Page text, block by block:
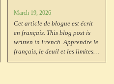
Complètement
Différent
March 19, 2026
Cet article de blogue est écrit
en français. This blog post is
written in French. Apprendre le
français, le deuil et les limites
de la vie — un exercice en